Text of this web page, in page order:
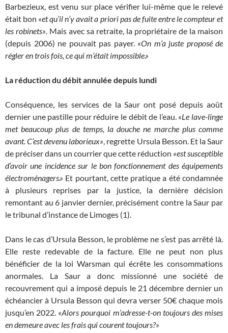
Barbezieux, est venu sur place vérifier lui-même que le relevé
était bon «et qu’il n’y avait a priori pas de fuite entre le compteur et
les robinets». Mais avec sa retraite, la propriétaire de la maison
(depuis 2006) ne pouvait pas payer. «On m’a juste proposé de
régler en trois fois, ce qui m’était impossible.»
La réduction du débit annulée depuis lundi
Conséquence, les services de la Saur ont posé depuis août
dernier une pastille pour réduire le débit de l’eau. «Le lave-linge
met beaucoup plus de temps, la douche ne marche plus comme
avant. C’est devenu laborieux», regrette Ursula Besson. Et la Saur
de préciser dans un courrier que cette réduction «est susceptible
d’avoir une incidence sur le bon fonctionnement des équipements
électroménagers.» Et pourtant, cette pratique a été condamnée
à plusieurs reprises par la justice, la dernière décision
remontant au 6 janvier dernier, précisément contre la Saur par
le tribunal d’instance de Limoges (1).
Dans le cas d’Ursula Besson, le problème ne s’est pas arrêté là.
Elle reste redevable de la facture. Elle ne peut non plus
bénéficier de la loi Warsman qui écrête les consommations
anormales. La Saur a donc missionné une société de
recouvrement qui a imposé depuis le 21 décembre dernier un
échéancier à Ursula Besson qui devra verser 50€ chaque mois
jusqu’en 2022. «Alors pourquoi m’adresse-t-on toujours des mises
en demeure avec les frais qui courent toujours?»